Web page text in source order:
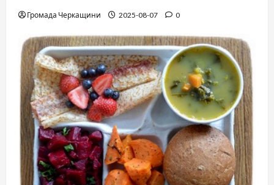
Громада Черкащини 2025-08-07 0